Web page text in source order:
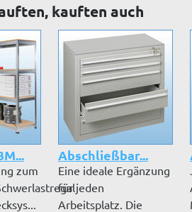
kauften auch
zum
Abschließbar...
Eine ideale Ergänzung
für jeden
Arbeitsplatz. Die